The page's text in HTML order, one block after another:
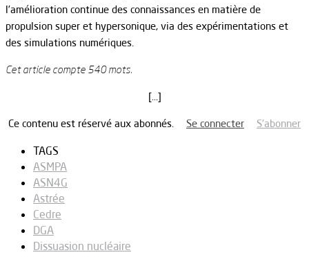
l’amélioration continue des connaissances en matière de
propulsion super et hypersonique, via des expérimentations et
des simulations numériques.
Cet article compte 540 mots.
[…]
Ce contenu est réservé aux abonnés. Se connecter S’abonner
TAGS
ASMPA
ASN4G
Astrée
Cedre
DGA
Dissuasion nucléaire